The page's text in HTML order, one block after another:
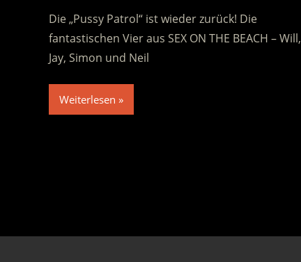
Die „Pussy Patrol“ ist wieder zurück! Die
fantastischen Vier aus SEX ON THE BEACH – Will,
Jay, Simon und Neil
Weiterlesen